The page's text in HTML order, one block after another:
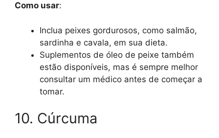
Como usar:
Inclua peixes gordurosos, como salmão,
sardinha e cavala, em sua dieta.
Suplementos de óleo de peixe também
estão disponíveis, mas é sempre melhor
consultar um médico antes de começar a
tomar.
10. Cúrcuma